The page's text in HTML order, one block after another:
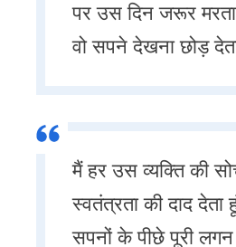
पर उस दिन जरूर
वो सपने देखना छोड़
मैं हर उस व्यक्ति की
स्वतंत्रता की दाद
सपनों के पीछे पूरी